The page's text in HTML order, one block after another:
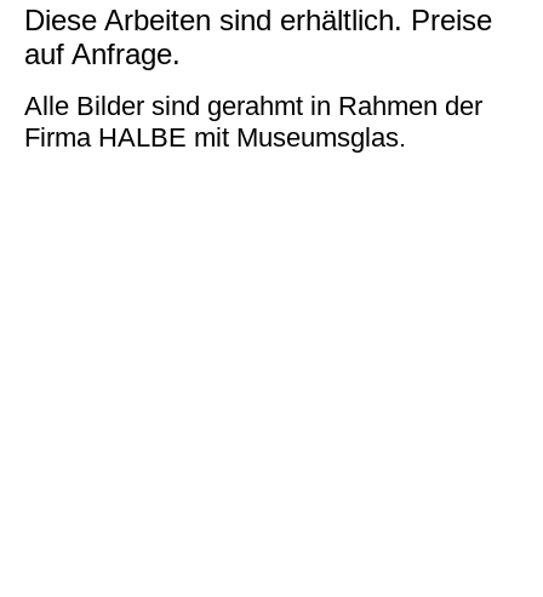
Diese Arbeiten sind erhältlich. Preise
auf Anfrage.
Alle Bilder sind gerahmt in Rahmen der
Firma HALBE mit Museumsglas.